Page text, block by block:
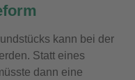
kann bei der
Statt eines
dann eine